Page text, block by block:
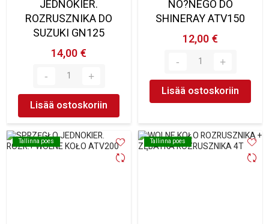
JEDNOKIER.
ROZRUSZNIKA DO
SUZUKI GN125
14,00 €
Lisää ostoskoriin
NO?NEGO DO
SHINERAY ATV150
12,00 €
Lisää ostoskoriin
Tallinna poes
Tallinna poes Tallinna poes
Tallinna poes